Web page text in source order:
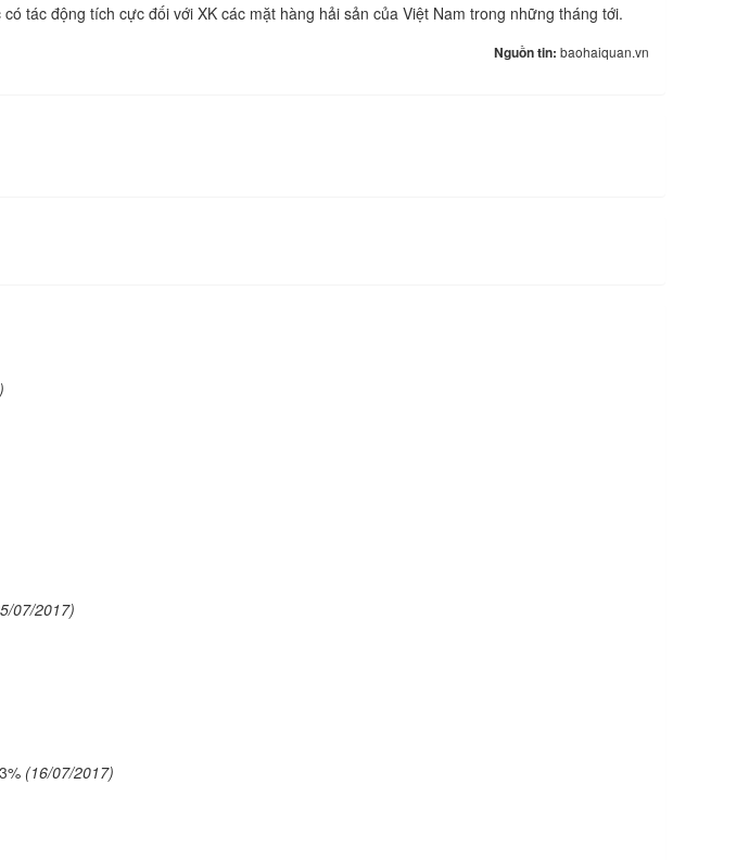
tác động tích cực đối với XK các mặt hàng hải sản của Việt Nam trong những tháng tới.
Nguồn tin: baohaiquan.vn
07/2017)
(16/07/2017)